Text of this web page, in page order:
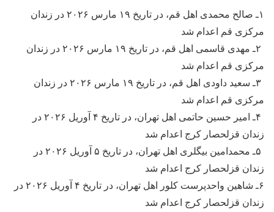
۱ـ صالح محمدی اهل قم، در تاریخ ۱۹ مارس ۲۰۲۶ در زندان
مرکزی قم اعدام شد
۲ـ مهدی قاسمی اهل قم، در تاریخ ۱۹ مارس ۲۰۲۶ در زندان
مرکزی قم اعدام شد
۳ـ سعید داودی اهل قم، در تاریخ ۱۹ مارس ۲۰۲۶ در زندان
مرکزی قم اعدام شد
۴ـ امیر حسین حاتمی اهل تهران، در تاریخ ۴ آوریل ۲۰۲۶ در
زندان قزلحصار کرج اعدام شد
۵ـ محمدامین بیگلری اهل تهران، در تاریخ ۵ آوریل ۲۰۲۶ در
زندان قزلحصار کرج اعدام شد
۶ـ شاهین واحدپرست کلور اهل تهران، در تاریخ ۴ آوریل ۲۰۲۶ در
زندان قزلحصار کرج اعدام شد